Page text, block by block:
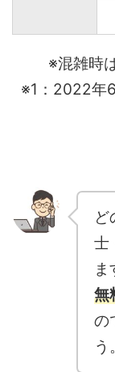
※混雑時
※1：2022年
ど
士
ま
無
の
う。